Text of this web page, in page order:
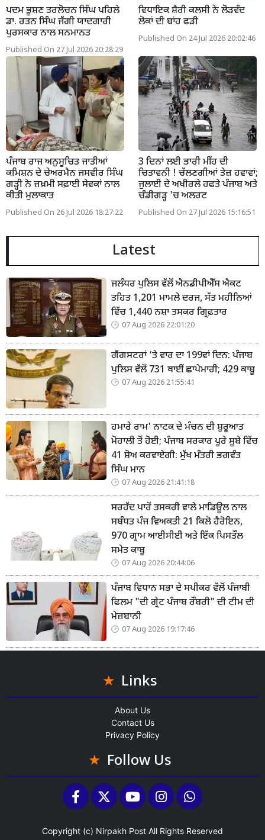
ਪਦਮ ਭੂਸ਼ਣ ਤਰਲੋਚਨ ਸਿੰਘ ਪਹਿਲੇ
ਡਾ. ਰਤਨ ਸਿੰਘ ਜੱਗੀ ਯਾਦਗਾਰੀ
ਪੁਰਸਕਾਰ ਨਾਲ ਸਨਮਾਨਤ
Published On 27 Jul 2026 20:28:29
ਵਿਧਾਇਕ ਸ਼ੈਰੀ ਕਲਸੀ ਨੇ ਲੋੜਵੰਦ
ਲੋਕਾਂ ਦੀ ਬਾਂਹ ਫੜੀ
Published On 24 Jul 2026 20:02:46
ਪੰਜਾਬ ਰਾਜ ਅਨੁਸੂਚਿਤ ਜਾਤੀਆਂ
ਕਮਿਸ਼ਨ ਦੇ ਚੇਅਰਮੈਨ ਜਸਵੀਰ ਸਿੰਘ
ਗੜ੍ਹੀ ਨੇ ਜ਼ਖ਼ਮੀ ਸਫ਼ਾਈ ਸੇਵਕਾਂ ਨਾਲ
ਕੀਤੀ ਮੁਲਾਕਾਤ
Published On 26 Jul 2026 18:27:22
3 ਦਿਨਾਂ ਲਈ ਭਾਰੀ ਮੀਂਹ ਦੀ
ਚਿਤਾਵਨੀ ! ਚੱਲਣਗੀਆਂ ਤੇਜ਼ ਹਵਾਵਾਂ;
ਜੁਲਾਈ ਦੇ ਅਖੀਰਲੇ ਹਫਤੇ ਪੰਜਾਬ ਅਤੇ
ਚੰਡੀਗੜ੍ਹ 'ਚ ਅਲਰਟ
Published On 27 Jul 2026 15:16:51
Latest
ਜਲੰਧਰ ਪੁਲਿਸ ਵੱਲੋਂ ਐਨਡੀਪੀਐੱਸ ਐਕਟ
ਤਹਿਤ 1,201 ਮਾਮਲੇ ਦਰਜ, ਸੱਤ ਮਹੀਨਿਆਂ
ਵਿੱਚ 1,440 ਨਸ਼ਾ ਤਸਕਰ ਗ੍ਰਿਫ਼ਤਾਰ
07 Aug 2026 22:01:20
ਗੈਂਗਸਟਰਾਂ ‘ਤੇ ਵਾਰ ਦਾ 199ਵਾਂ ਦਿਨ: ਪੰਜਾਬ
ਪੁਲਿਸ ਵੱਲੋਂ 731 ਥਾਈਂ ਛਾਪੇਮਾਰੀ; 429 ਕਾਬੂ
07 Aug 2026 21:55:41
ਹਮਾਰੇ ਰਾਮ' ਨਾਟਕ ਦੇ ਮੰਚਨ ਦੀ ਸ਼ੁਰੂਆਤ
ਮੋਹਾਲੀ ਤੋਂ ਹੋਈ; ਪੰਜਾਬ ਸਰਕਾਰ ਪੂਰੇ ਸੂਬੇ ਵਿੱਚ
41 ਸ਼ੋਅ ਕਰਵਾਏਗੀ: ਮੁੱਖ ਮੰਤਰੀ ਭਗਵੰਤ
ਸਿੰਘ ਮਾਨ
07 Aug 2026 21:41:18
ਸਰਹੱਦ ਪਾਰੋਂ ਤਸਕਰੀ ਵਾਲੇ ਮਾਡਿਊਲ ਨਾਲ
ਸਬੰਧਤ ਪੰਜ ਵਿਅਕਤੀ 21 ਕਿਲੋ ਹੈਰੋਇਨ,
970 ਗ੍ਰਾਮ ਆਈਸੀਈ ਅਤੇ ਇੱਕ ਪਿਸਤੌਲ
ਸਮੇਤ ਕਾਬੂ
07 Aug 2026 20:44:06
ਪੰਜਾਬ ਵਿਧਾਨ ਸਭਾ ਦੇ ਸਪੀਕਰ ਵੱਲੋਂ ਪੰਜਾਬੀ
ਫਿਲਮ "ਦੀ ਗ੍ਰੇਟ ਪੰਜਾਬ ਰੌਬਰੀ" ਦੀ ਟੀਮ ਦੀ
ਮੇਜ਼ਬਾਨੀ
07 Aug 2026 19:17:46
Links
About Us
Contact Us
Privacy Policy
Follow Us
Copyright (c) Nirpakh Post All Rights Reserved